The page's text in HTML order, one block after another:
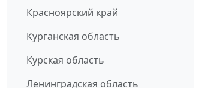
Красноярский край
Курганская область
Курская область
Ленинградская область